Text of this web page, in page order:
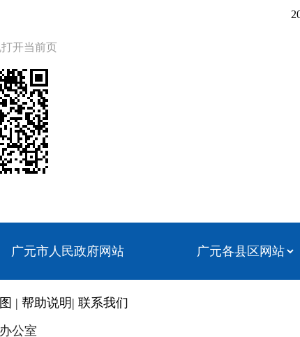
开当前页
广元市人民政府网站
| 帮助说明 | 联系我们
公室